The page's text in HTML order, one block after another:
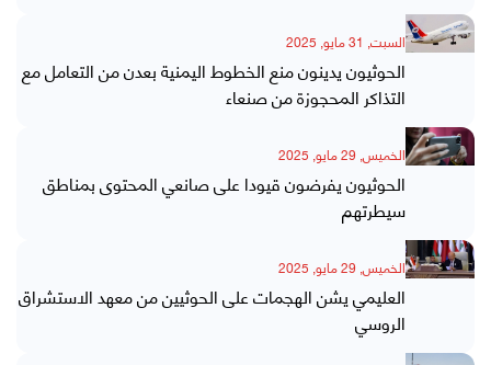
السبت, 31 مايو, 2025
الحوثيون يدينون منع الخطوط اليمنية بعدن من التعامل مع
التذاكر المحجوزة من صنعاء
الخميس, 29 مايو, 2025
الحوثيون يفرضون قيودا على صانعي المحتوى بمناطق
سيطرتهم
الخميس, 29 مايو, 2025
العليمي يشن الهجمات على الحوثيين من معهد الاستشراق
الروسي